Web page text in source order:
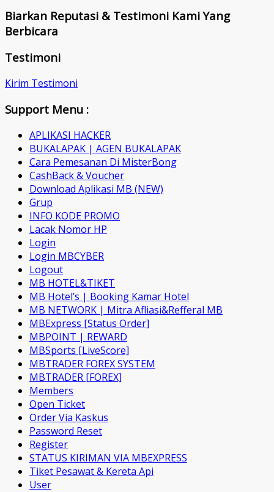
Biarkan Reputasi & Testimoni Kami Yang
Berbicara
Testimoni
Kirim Testimoni
Support Menu :
APLIKASI HACKER
BUKALAPAK | AGEN BUKALAPAK
Cara Pemesanan Di MisterBong
CashBack & Voucher
Download Aplikasi MB (NEW)
Grup
INFO KODE PROMO
Lacak Nomor HP
Login
Login MBCYBER
Logout
MB HOTEL&TIKET
MB Hotel’s | Booking Kamar Hotel
MB NETWORK | Mitra Afliasi&Refferal MB
MBExpress [Status Order]
MBPOINT | REWARD
MBSports [LiveScore]
MBTRADER FOREX SYSTEM
MBTRADER [FOREX]
Members
Open Ticket
Order Via Kaskus
Password Reset
Register
STATUS KIRIMAN VIA MBEXPRESS
Tiket Pesawat & Kereta Api
User